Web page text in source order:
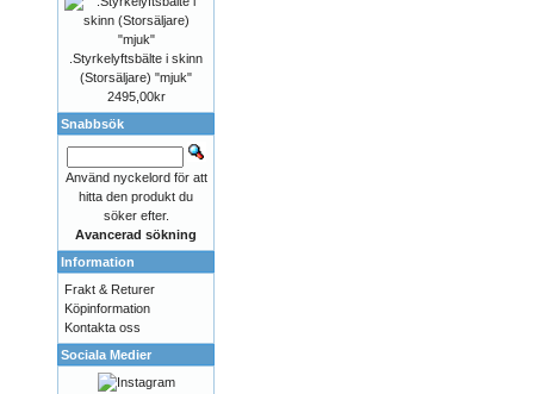
.Styrkelyftsbälte i skinn
(Storsäljare) "mjuk"
2495,00kr
Snabbsök
Använd nyckelord för att
hitta den produkt du
söker efter.
Avancerad sökning
Information
Frakt & Returer
Köpinformation
Kontakta oss
Sociala Medier